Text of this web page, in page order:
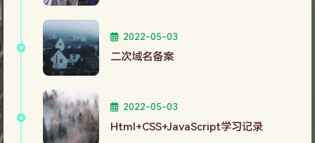
2022-05-03
二次域名备案
2022-05-03
Html+CSS+JavaScript学习记录